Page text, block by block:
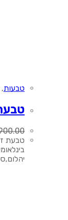
טבעות,